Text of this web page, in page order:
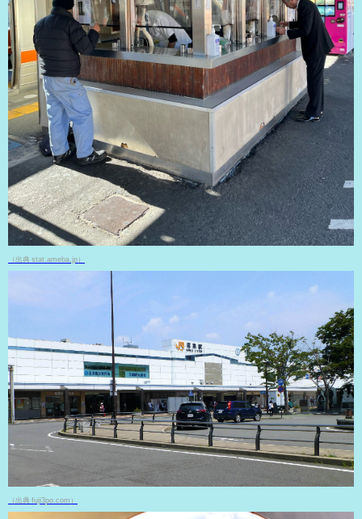
（出典 stat.ameba.jp）
（出典 fuji3po.com）